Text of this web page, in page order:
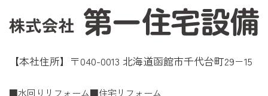
【本社住所】〒040-0013 北海道函館市千代台町29−15
水回りリフォーム
住宅リフォーム